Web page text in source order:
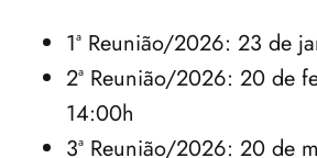
1ª Reunião/2026: 23 de
2ª Reunião/2026: 20 de
14:00h